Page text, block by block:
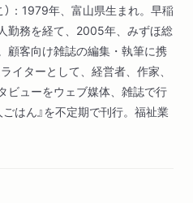
んクリニック院長）
りくねった道」を行く
た道／当事者の側に立つ／山谷
強烈な説得力／野放図な場所／
る場所へ
光照院住職）
：1979年、富山県生まれ。早稲
勤務を経て、2005年、みずほ総
顧客向け雑誌の編集・執筆に携
イターとして、経営者、作家、
ビューをウェブ媒体、雑誌で行
はん』を不定期で刊行。福祉業